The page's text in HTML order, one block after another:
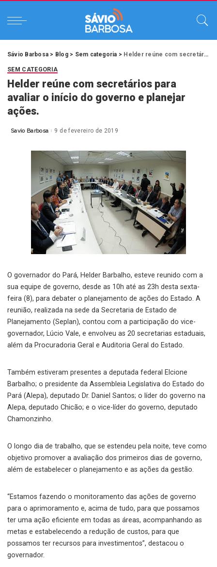
Sávio Barbosa > Blog> Sem categoria > Helder reúne com secretários para avaliar o início do governo e planejar ações.
SEM CATEGORIA
Helder reúne com secretários para
avaliar o início do governo e planejar
ações.
Posted
Savio Barbosa 9 de fevereiro de 2019
O governador do Pará, Helder Barbalho, esteve reunido com a
sua equipe de governo, desde as 10h até as 23h desta sexta-
feira (8), para debater o planejamento de ações do Estado. A
reunião, realizada na sede da Secretaria de Estado de
Planejamento (Seplan), contou com a participação do vice-
governador, Lúcio Vale, e envolveu as 20 secretarias estaduais,
além da Procuradoria Geral e Auditoria Geral do Estado.
Também estiveram presentes a deputada federal Elcione
Barbalho; o presidente da Assembleia Legislativa do Estado do
Pará (Alepa), deputado Dr. Daniel Santos; o líder do governo na
Alepa, deputado Chicão; e o vice-líder do governo, deputado
Chamonzinho.
O longo dia de trabalho, que se estendeu pela noite, teve como
objetivo promover a avaliação dos primeiros dias de governo,
além de estabelecer o planejamento e as ações da gestão.
“Estamos fazendo o monitoramento das ações de governo
para o aprimoramento e, acima de tudo, para que possamos
ter uma ação eficiente em todas as áreas, acompanhando as
metas e estabelecendo a redução de custos, para que
possamos ter recursos para investimentos”, destacou o
governador.